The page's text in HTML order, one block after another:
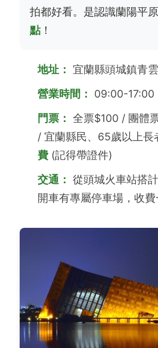
拍都好看。是認識蘭陽平
點 ！
地址：
宜蘭縣頭城鎮青
營業時間：
09:00-17:00
門票： 全票$100 / 團體
/ 宜蘭縣民、65歲以上長
費(記得帶證件)
交通： 從頭城火車站搭
開車有專屬停車場，收費